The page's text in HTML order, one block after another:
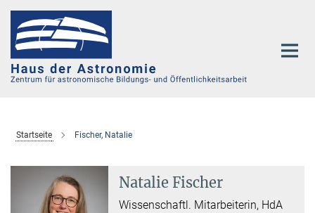
Hauptinhalt
Startseite Fischer, Natalie
Natalie Fischer
Wissenschaftl. Mitarbeiterin, HdA